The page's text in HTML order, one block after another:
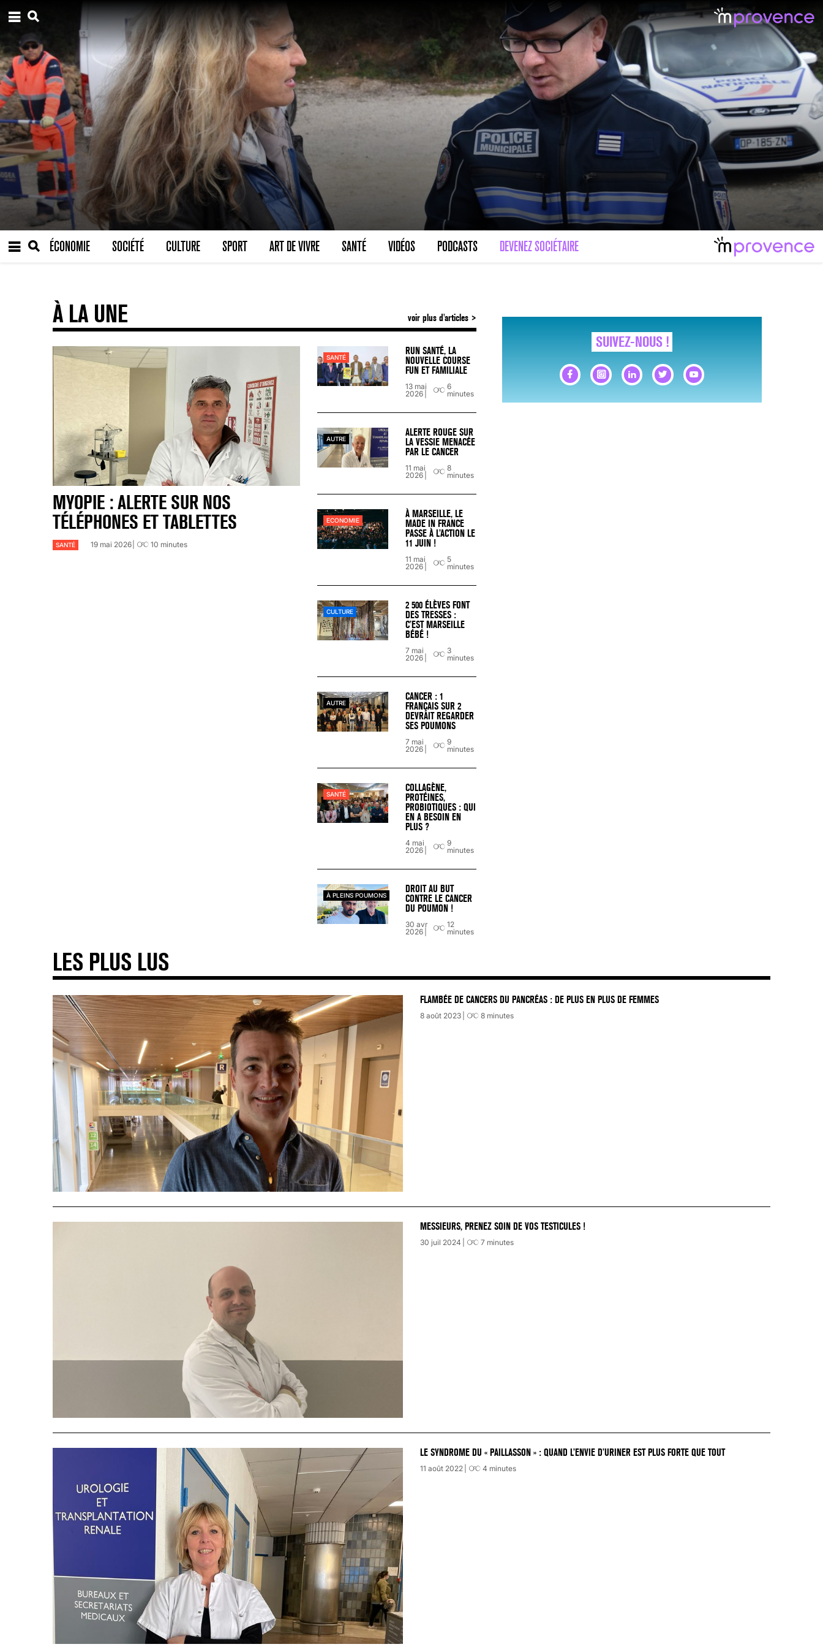
ÉCONOMIE SOCIÉTÉ CULTURE SPORT ART DE VIVRE SANTÉ VIDÉOS PODCASTS DEVENEZ SOCIÉTAIRE
À LA UNE
MYOPIE : ALERTE SUR NOS
TÉLÉPHONES ET TABLETTES
SANTÉ 19 mai 2026 10 minutes
RUN SANTÉ, LA
NOUVELLE COURSE
FUN ET FAMILIALE
SANTÉ
13 mai
2026
6
minutes
ALERTE ROUGE SUR
LA VESSIE MENACÉE
PAR LE CANCER
AUTRE
11 mai
2026
8
minutes
À MARSEILLE, LE
MADE IN FRANCE
PASSE À L’ACTION LE
11 JUIN !
ECONOMIE
11 mai
2026
5
minutes
2 500 ÉLÈVES FONT
DES TRESSES :
C’EST MARSEILLE
BÉBÉ !
CULTURE
7 mai
2026
3
minutes
CANCER : 1
FRANÇAIS SUR 2
DEVRAIT REGARDER
SES POUMONS
AUTRE
7 mai
2026
9
minutes
COLLAGÈNE,
PROTÉINES,
PROBIOTIQUES : QUI
EN A BESOIN EN
PLUS ?
SANTÉ
4 mai
2026
9
minutes
DROIT AU BUT
CONTRE LE CANCER
DU POUMON !
À PLEINS POUMONS
30 avr
2026
12
minutes
voir plus d'articles
SUIVEZ-NOUS !
LES PLUS LUS
VARICES PELVIENNES : UN REDOUTABLE MAL FÉMININ ENFIN SOIGNÉ !
SCANNER, IRM, RADIO, ÉCHO : DES IMAGES POUR TOUTES LES MALADIES
18 juil 2022
26 nov 2024
FLAMBÉE DE CANCERS DU PANCRÉAS : DE PLUS EN PLUS DE FEMMES
8 août 2023 8 minutes
MESSIEURS, PRENEZ SOIN DE VOS TESTICULES !
30 juil 2024 7 minutes
LE SYNDROME DU « PAILLASSON » : QUAND L’ENVIE D’URINER EST PLUS FORTE QUE TOUT
11 août 2022 4 minutes